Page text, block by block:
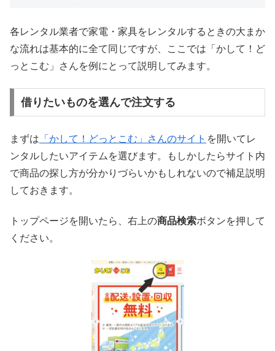
各レンタル業者で家電・家具をレンタルするときの大まか
な流れは基本的に全て同じですが、ここでは「かして！ど
っとこむ」さんを例にとって説明してみます。
借りたいものを選んで注文する
まずは 「かして！どっとこむ」さんのサイト を開いてレ
ンタルしたいアイテムを選びます。もしかしたらサイト内
で商品の探し方が分かりづらいかもしれないので補足説明
しておきます。
トップページを開いたら、右上の商品検索ボタンを押して
ください。